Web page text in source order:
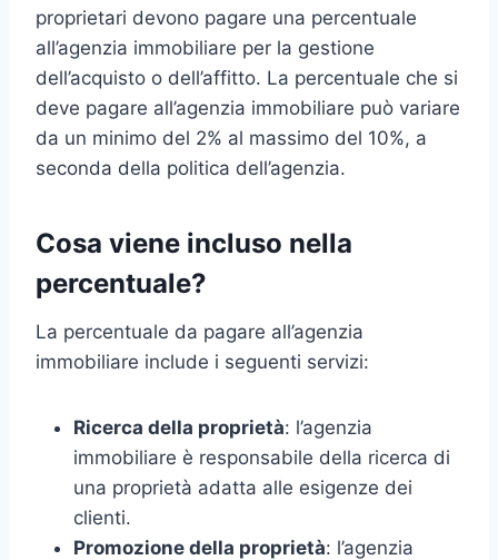
proprietari devono pagare una percentuale
all’agenzia immobiliare per la gestione
dell’acquisto o dell’affitto. La percentuale che si
deve pagare all’agenzia immobiliare può variare
da un minimo del 2% al massimo del 10%, a
seconda della politica dell’agenzia.
Cosa viene incluso nella
percentuale?
La percentuale da pagare all’agenzia
immobiliare include i seguenti servizi:
Ricerca della proprietà: l’agenzia
immobiliare è responsabile della ricerca di
una proprietà adatta alle esigenze dei
clienti.
Promozione della proprietà: l’agenzia